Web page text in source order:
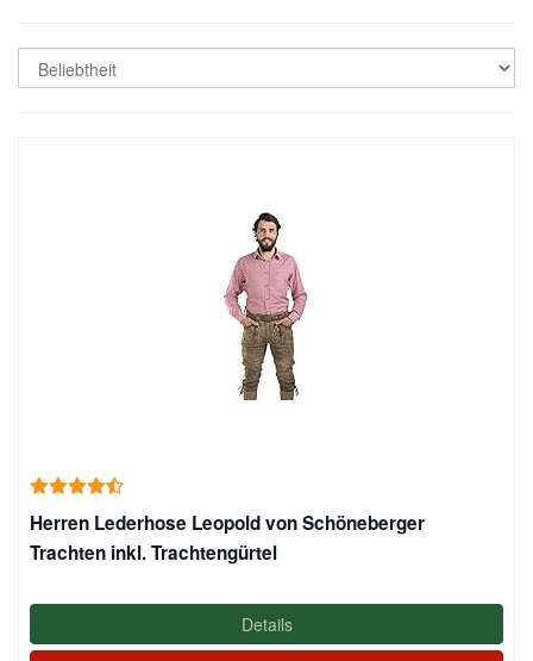
Herren Lederhose Leopold von Schöneberger
Trachten inkl. Trachtengürtel
Details